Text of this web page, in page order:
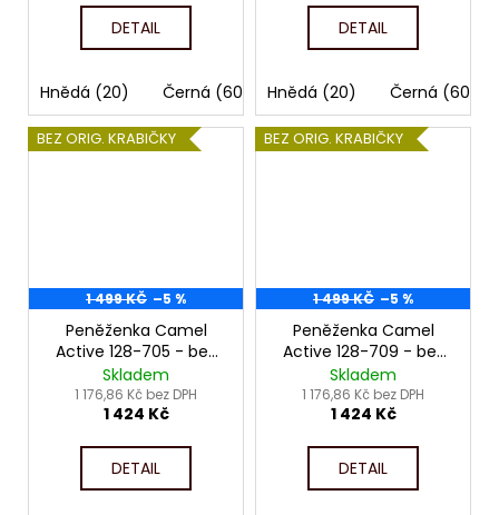
DETAIL
Hnědá (20) Černá (60)
DETAIL
Hnědá (20) Černá (60)
BEZ ORIG. KRABIČKY
1 499 KČ –5 %
Peněženka Camel
Active 128-705 - bez
orig. krabičky
Skladem
1 176,86 Kč bez DPH
1 424 Kč
DETAIL
BEZ ORIG. KRABIČKY
1 499 KČ –5 %
Peněženka Camel
Active 128-709 - bez
orig. krabičky
Skladem
1 176,86 Kč bez DPH
1 424 Kč
DETAIL